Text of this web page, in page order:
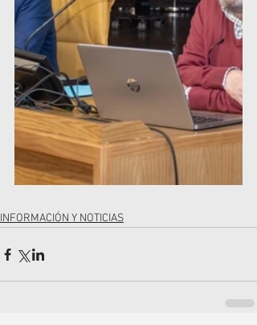
INFORMACIÓN Y NOTICIAS